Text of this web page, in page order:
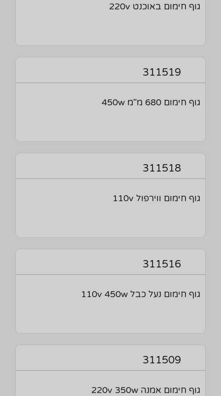
גוף חימום באוכנט 220v
311519
גוף חימום 680 מ"מ 450w
311518
גוף חימום ווירפול 110v
311516
גוף חימום נעל כבל 110v 450w
311509
גוף חימום אמנה 220v 350w